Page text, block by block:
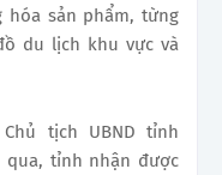
hóa sản phẩm, từng
du lịch khu vực và
tịch UBND tỉnh
qua, tỉnh nhận được